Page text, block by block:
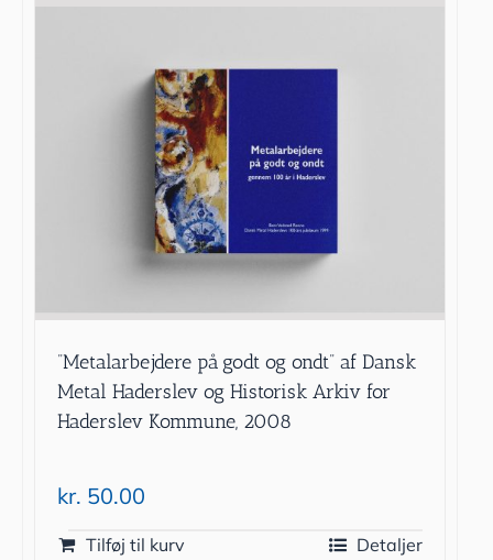
”Metalarbejdere på godt og ondt” af Dansk
Metal Haderslev og Historisk Arkiv for
Haderslev Kommune, 2008
kr. 50.00
Tilføj til kurv Detaljer